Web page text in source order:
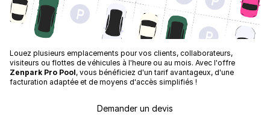
Louez plusieurs emplacements pour vos clients, collaborateurs,
visiteurs ou flottes de véhicules à l'heure ou au mois. Avec l'offre
Zenpark Pro Pool, vous bénéficiez d'un tarif avantageux, d'une
facturation adaptée et de moyens d'accès simplifiés !
Demander un devis